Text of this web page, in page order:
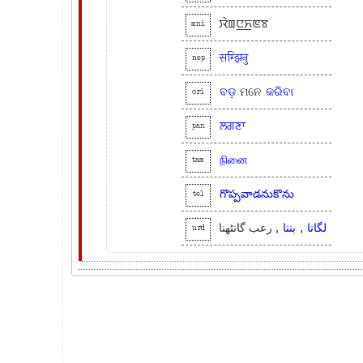
mni ꯋꯥꯡꯅ꯭ꯈꯟꯕ
nep सम्झिनु
ori ବଡ଼ ମନେ କରିବା
pan ਲਗਣਾ
tam நினை
tel గొప్పవాడనుకొను
urd لگانا , بننا , رعب گانٹھنا